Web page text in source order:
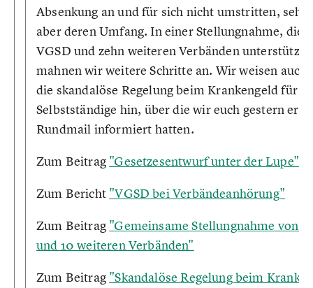
Absenkung an und für sich nicht umstritten, sehr
aber deren Umfang. In einer Stellungnahme, die
VGSD und zehn weiteren Verbänden unterstützt
mahnen wir weitere Schritte an. Wir weisen auch
die skandalöse Regelung beim Krankengeld für
Selbstständige hin, über die wir euch gestern erst
Rundmail informiert hatten.
Zum Beitrag "Gesetzesentwurf unter der Lupe"
Zum Bericht "VGSD bei Verbändeanhörung"
Zum Beitrag "Gemeinsame Stellungnahme von
und 10 weiteren Verbänden"
Zum Beitrag "Skandalöse Regelung beim